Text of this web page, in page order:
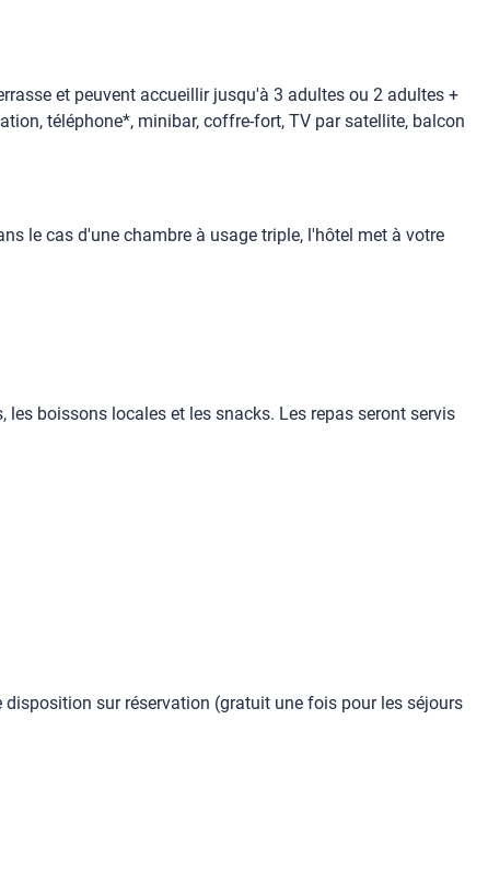
et peuvent accueillir jusqu'à 3 adultes ou 2 adultes +
téléphone*, minibar, coffre-fort, TV par satellite, balcon
le cas d'une chambre à usage triple, l'hôtel met à votre
boissons locales et les snacks. Les repas seront servis
sur réservation (gratuit une fois pour les séjours